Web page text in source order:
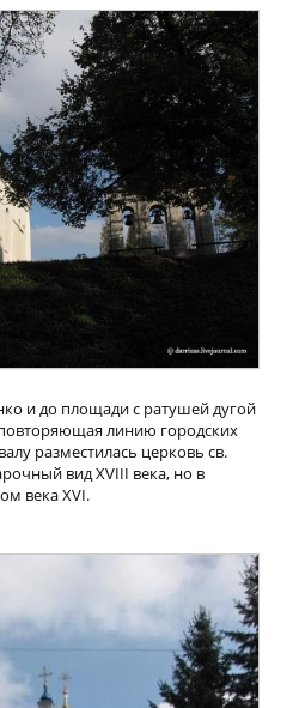
и до площади с ратушей дугой
линию городских
разместилась церковь св.
вид XVIII века, но в
века XVI.